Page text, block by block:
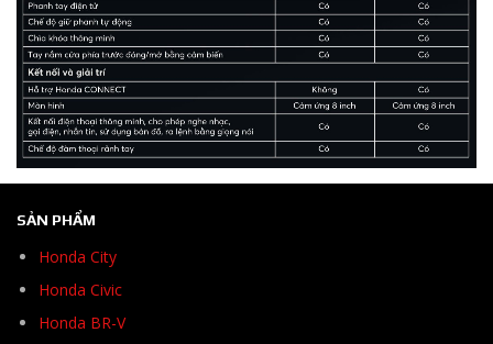
SẢN PHẨM
Honda City
Honda Civic
Honda BR-V